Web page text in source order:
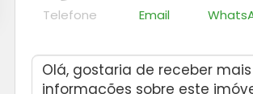
Telefone Email